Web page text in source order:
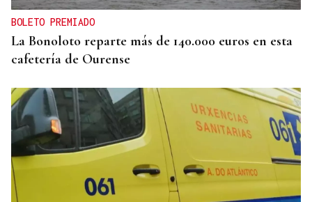
BOLETO PREMIADO
La Bonoloto reparte más de 140.000 euros en esta
cafetería de Ourense